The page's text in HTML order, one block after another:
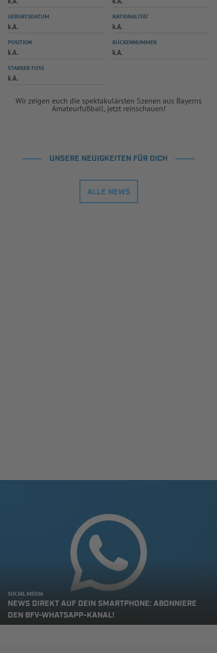
SPIELPLUS
GEBURTSDATUM
k.A.
NATIONALITÄT
k.A.
POSITION
k.A.
RÜCKENNUMMER
k.A.
STARKER FUSS
k.A.
Wir zeigen euch die spektakulärsten Szenen aus Bayerns
Amateurfußball, jetzt reinschauen!
UNSERE NEUIGKEITEN FÜR DICH
ALLE NEWS
SOCIAL MEDIA
NEWS DIREKT AUF DEIN SMARTPHONE: ABONNIERE
DEN BFV-WHATSAPP-KANAL!